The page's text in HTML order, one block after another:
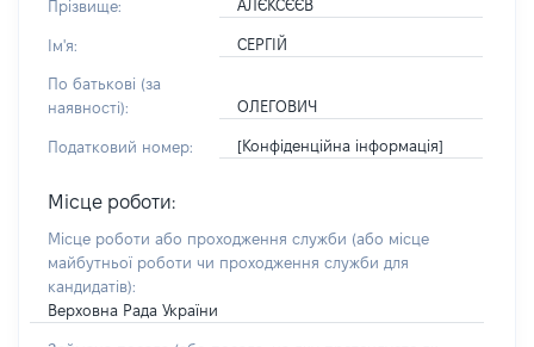
Прізвище: АЛЄКСЄЄВ
Ім'я: СЕРГІЙ
По батькові (за
наявності):
ОЛЕГОВИЧ
Податковий номер: [Конфіденційна інформація]
Місце роботи:
Місце роботи або проходження служби (або місце
майбутньої роботи чи проходження служби для
кандидатів):
Верховна Рада України